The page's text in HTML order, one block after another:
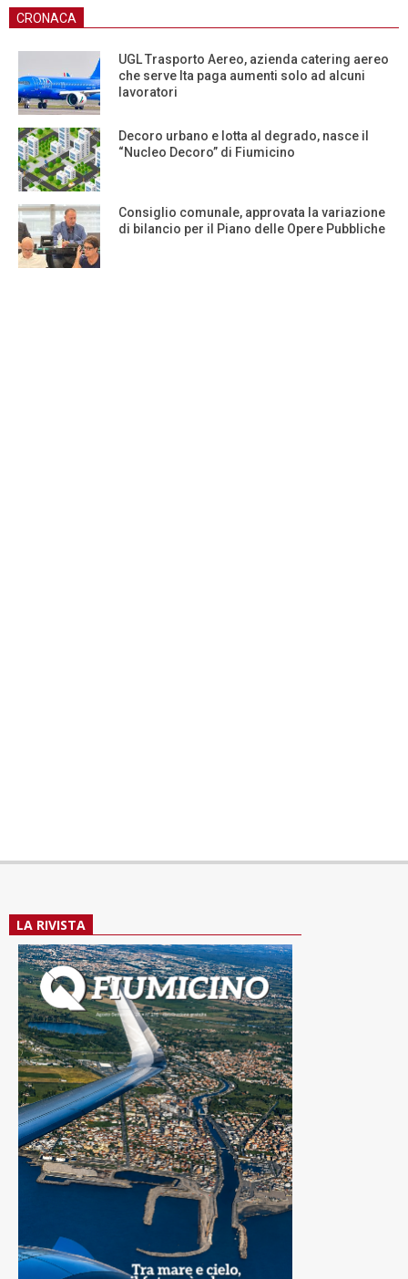
CRONACA
UGL Trasporto Aereo, azienda catering aereo
che serve Ita paga aumenti solo ad alcuni
lavoratori
Decoro urbano e lotta al degrado, nasce il
“Nucleo Decoro” di Fiumicino
Consiglio comunale, approvata la variazione
di bilancio per il Piano delle Opere Pubbliche
LA RIVISTA